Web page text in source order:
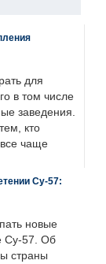
для
в том числе
заведения.
кто
все чаще
Су-57:
новые
Су-57. Об
страны